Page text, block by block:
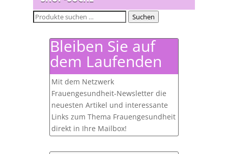
Suchen
Suchen
Bleiben Sie auf
dem Laufenden
Mit dem Netzwerk
Frauengesundheit-Newsletter die
neuesten Artikel und interessante
Links zum Thema Frauengesundheit
direkt in Ihre Mailbox!